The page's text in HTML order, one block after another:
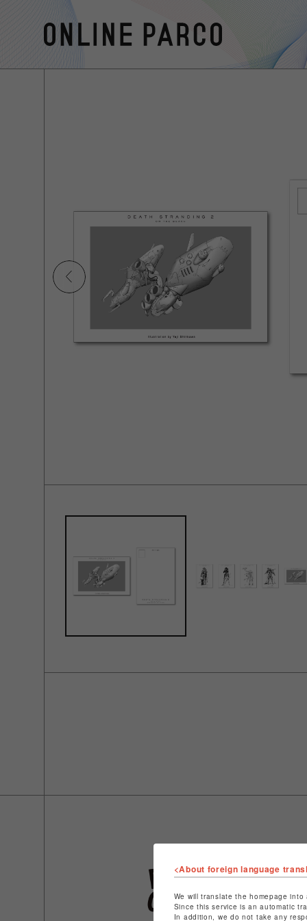
<About foreign language
We will translate the homepage
Since this service is an automatic
In addition, we do not take any